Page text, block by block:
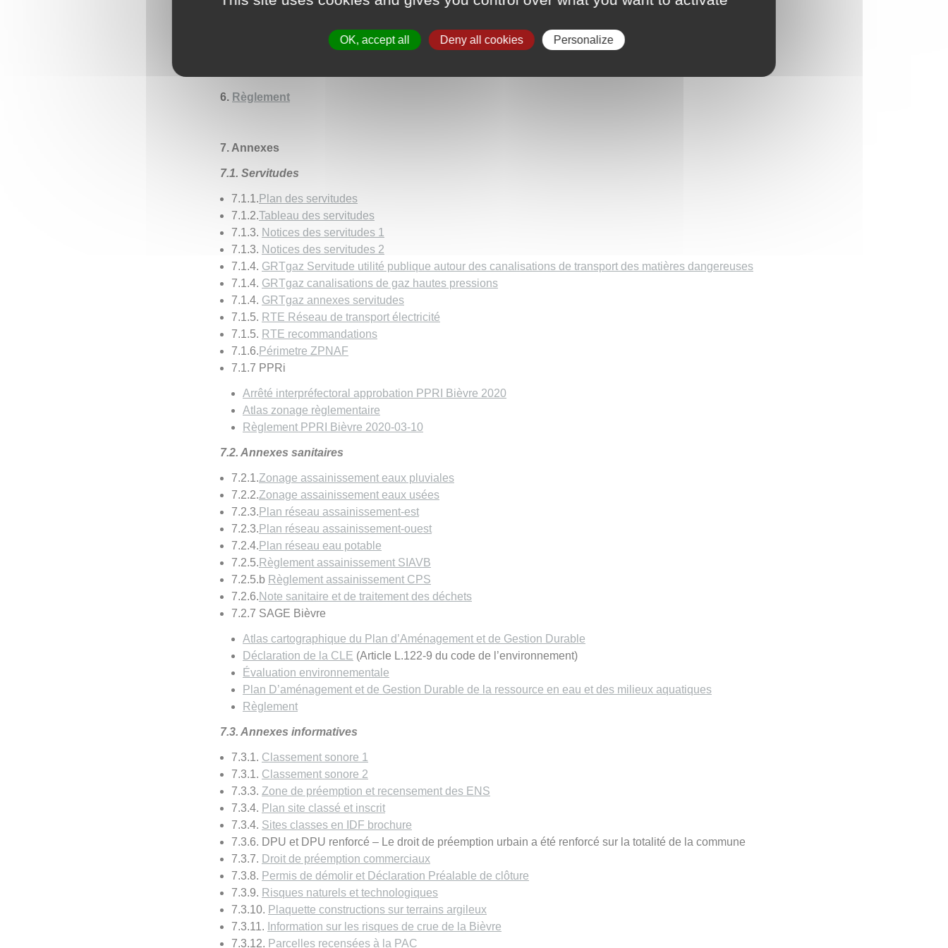
6. Règlement
7. Annexes
7.1. Servitudes
7.1.1. Plan des servitudes
7.1.2.Tableau des servitudes
7.1.3. Notices des servitudes 1
7.1.3. Notices des servitudes 2
7.1.4. GRTgaz Servitude utilité publique autour des canalisations de transport des matières dangereuses
7.1.4. GRTgaz canalisations de gaz hautes pressions
7.1.4. GRTgaz annexes servitudes
7.1.5. RTE Réseau de transport électricité
7.1.5. RTE recommandations
7.1.6. Périmetre ZPNAF
7.1.7 PPRi
Arrêté interpréfectoral approbation PPRI Bièvre 2020
Atlas zonage règlementaire
Règlement PPRI Bièvre 2020-03-10
7.2. Annexes sanitaires
7.2.1.Zonage assainissement eaux pluviales
7.2.2.Zonage assainissement eaux usées
7.2.3. Plan réseau assainissement-est
7.2.3. Plan réseau assainissement-ouest
7.2.4. Plan réseau eau potable
7.2.5. Règlement assainissement SIAVB
7.2.5.b Règlement assainissement CPS
7.2.6.Note sanitaire et de traitement des déchets
7.2.7 SAGE Bièvre
Atlas cartographique du Plan d’Aménagement et de Gestion Durable
Déclaration de la CLE (Article L.122-9 du code de l’environnement)
Évaluation environnementale
Plan D’aménagement et de Gestion Durable de la ressource en eau et des milieux aquatiques
Règlement
7.3. Annexes informatives
7.3.1. Classement sonore 1
7.3.1. Classement sonore 2
7.3.3. Zone de préemption et recensement des ENS
7.3.4. Plan site classé et inscrit
7.3.4. Sites classes en IDF brochure
7.3.6. DPU et DPU renforcé – Le droit de préemption urbain a été renforcé sur la totalité de la commune
7.3.7. Droit de préemption commerciaux
7.3.8. Permis de démolir et Déclaration Préalable de clôture
7.3.9. Risques naturels et technologiques
7.3.10. Plaquette constructions sur terrains argileux
7.3.11. Information sur les risques de crue de la Bièvre
7.3.12. Parcelles recensées à la PAC
OK, accept all Deny all cookies Personalize